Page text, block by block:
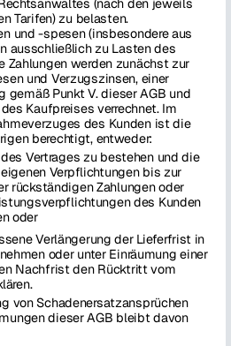
(nach den jeweils
Tarifen) zu belasten.
und -spesen (insbesondere aus
ausschließlich zu Lasten des
Zahlungen werden zunächst zur
und Verzugszinsen, einer
gemäß Punkt V. dieser AGB und
Kaufpreises verrechnet. Im
des Kunden ist die
berechtigt, entweder:
Vertrages zu bestehen und die
Verpflichtungen bis zur
rückständigen Zahlungen oder
des Kunden
oder
Verlängerung der Lieferfrist in
oder unter Einräumung einer
Nachfrist den Rücktritt vom
von Schadenersatzansprüchen
dieser AGB bleibt davon